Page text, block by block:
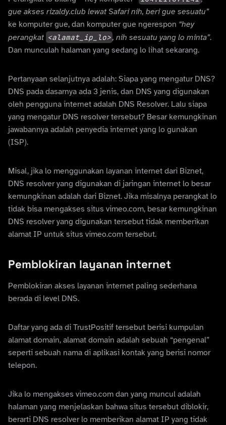
gue akses rizaldy.club lewat Safari nih, beri gue sesuatu”
ke komputer gue, dan komputer gue ngerespon “hey
perangkat <alamat_ip_lo>, nih sesuatu yang lo minta”.
Dan munculah halaman yang sedang lo lihat sekarang.
Pertanyaan selanjutnya adalah: Siapa yang mengatur DNS?
DNS pada dasarnya ada 3 jenis, dan DNS yang digunakan
oleh pengguna internet adalah DNS Resolver. Lalu siapa
yang mengatur DNS resolver tersebut? Besar kemungkinan
jawabannya adalah penyedia internet yang lo gunakan
(ISP).
Misal, jika lo menggunakan layanan internet dari Biznet,
DNS resolver yang digunakan di jaringan internet lo besar
kemungkinan adalah dari Biznet. Jika misalnya perangkat lo
tidak bisa mengakses situs vimeo.com, besar kemungkinan
DNS resolver yang digunakan tersebut tidak memberikan
alamat IP untuk situs vimeo.com tersebut.
Pemblokiran layanan internet
Pemblokiran akses layanan internet paling sederhana
berada di level DNS.
Daftar yang ada di TrustPositif tersebut berisi kumpulan
alamat domain, alamat domain adalah sebuah “pengenal”
seperti sebuah nama di aplikasi kontak yang berisi nomor
telepon.
Jika lo mengakses vimeo.com dan yang muncul adalah
halaman yang menjelaskan bahwa situs tersebut diblokir,
berarti DNS resolver lo memberikan alamat IP yang tidak